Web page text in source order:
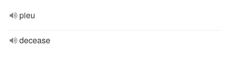
pieu
decease